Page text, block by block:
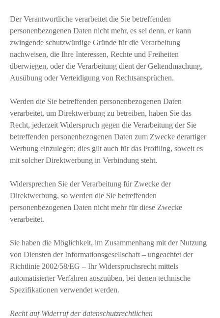
Der Verantwortliche verarbeitet die Sie betreffenden
personenbezogenen Daten nicht mehr, es sei denn, er kann
zwingende schutzwürdige Gründe für die Verarbeitung
nachweisen, die Ihre Interessen, Rechte und Freiheiten
überwiegen, oder die Verarbeitung dient der Geltendmachung,
Ausübung oder Verteidigung von Rechtsansprüchen.
Werden die Sie betreffenden personenbezogenen Daten
verarbeitet, um Direktwerbung zu betreiben, haben Sie das
Recht, jederzeit Widerspruch gegen die Verarbeitung der Sie
betreffenden personenbezogenen Daten zum Zwecke derartiger
Werbung einzulegen; dies gilt auch für das Profiling, soweit es
mit solcher Direktwerbung in Verbindung steht.
Widersprechen Sie der Verarbeitung für Zwecke der
Direktwerbung, so werden die Sie betreffenden
personenbezogenen Daten nicht mehr für diese Zwecke
verarbeitet.
Sie haben die Möglichkeit, im Zusammenhang mit der Nutzung
von Diensten der Informationsgesellschaft – ungeachtet der
Richtlinie 2002/58/EG – Ihr Widerspruchsrecht mittels
automatisierter Verfahren auszuüben, bei denen technische
Spezifikationen verwendet werden.
Recht auf Widerruf der datenschutzrechtlichen